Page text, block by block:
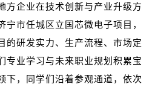
方企业在技术创新与产业升级方
宁市任城区立国芯微电子项目，
的研发实力、生产流程、市场定
专业学习与未来职业规划积累宝
下，同学们沿着参观通道，依次